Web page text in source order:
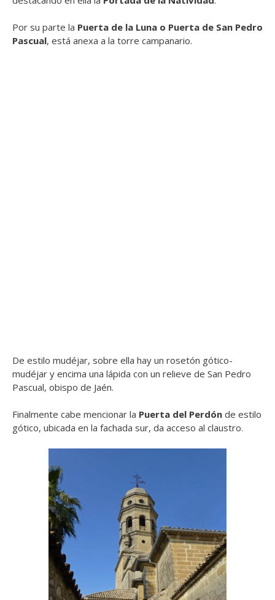
Por su parte la Puerta de la Luna o Puerta de San Pedro
Pascual, está anexa a la torre campanario.
De estilo mudéjar, sobre ella hay un rosetón gótico-
mudéjar y encima una lápida con un relieve de San Pedro
Pascual, obispo de Jaén.
Finalmente cabe mencionar la Puerta del Perdón de estilo
gótico, ubicada en la fachada sur, da acceso al claustro.